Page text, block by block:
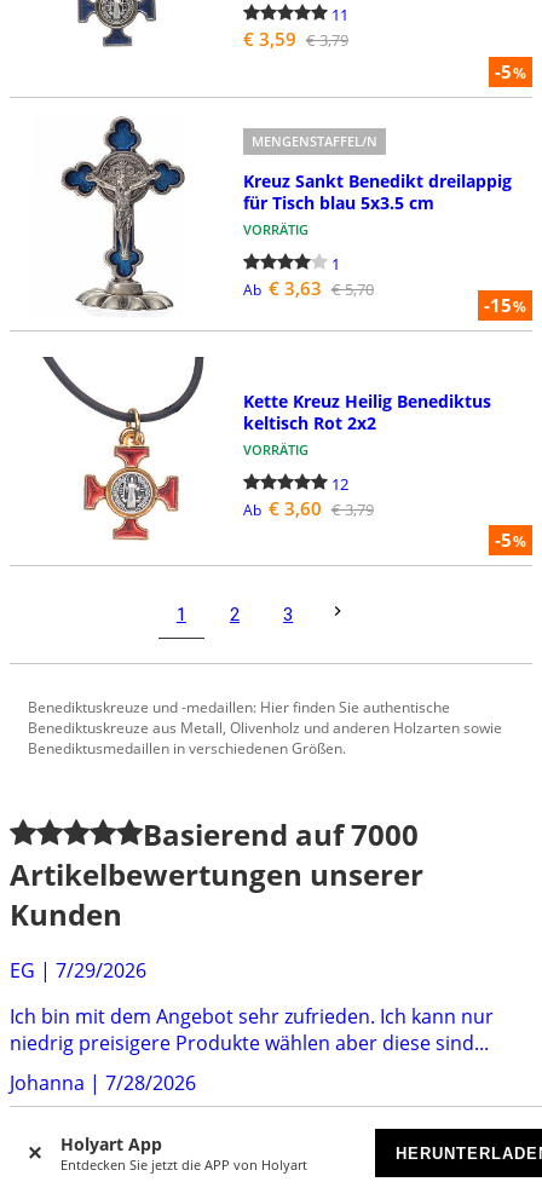
Holyart App
Entdecken Sie jetzt die APP von Holyart
-5%
11
€ 3,59 € 3,79
-15%
MENGENSTAFFEL/N
Kreuz Sankt Benedikt dreilappig
für Tisch blau 5x3.5 cm
VORRÄTIG
1
Ab € 3,63 € 5,70
-5%
Kette Kreuz Heilig Benediktus
keltisch Rot 2x2
VORRÄTIG
12
Ab € 3,60 € 3,79
1 2 3
Benediktuskreuze und -medaillen: Hier finden Sie authentische
Benediktuskreuze aus Metall, Olivenholz und anderen Holzarten sowie
Benediktusmedaillen in verschiedenen Größen.
Basierend auf7000
Artikelbewertungen unserer
Kunden
EG | 7/29/2026
Ich bin mit dem Angebot sehr zufrieden. Ich kann nur
niedrig preisigere Produkte wählen aber diese sind...
Johanna | 7/28/2026
Alles was ich Bestellt habe Ob Weihwasserfläschchen
Rosenkranz